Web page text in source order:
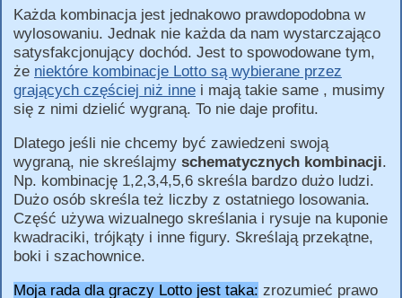
Każda kombinacja jest jednakowo prawdopodobna w
wylosowaniu. Jednak nie każda da nam wystarczająco
satysfakcjonujący dochód. Jest to spowodowane tym,
że niektóre kombinacje Lotto są wybierane przez
grających częściej niż inne i mają takie same , musimy
się z nimi dzielić wygraną. To nie daje profitu.
Dlatego jeśli nie chcemy być zawiedzeni swoją
wygraną, nie skreślajmy schematycznych kombinacji.
Np. kombinację 1,2,3,4,5,6 skreśla bardzo dużo ludzi.
Dużo osób skreśla też liczby z ostatniego losowania.
Część używa wizualnego skreślania i rysuje na kuponie
kwadraciki, trójkąty i inne figury. Skreślają przekątne,
boki i szachownice.
Moja rada dla graczy Lotto jest taka: zrozumieć prawo